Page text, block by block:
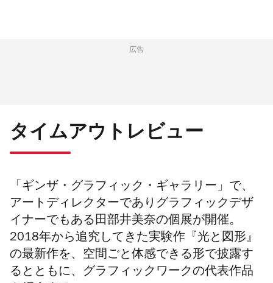
広告
タイムアウトレビュー
「ギンザ・グラフィック・ギャラリー」で、
アートディレクターでありグラフィックデザ
イナーでもある田部井美奈の個展が開催。
2018年から追究してきた実験作『光と図形』
の最新作を、空間ごと体感できる形で披露す
るとともに、グラフィックワークの代表作品